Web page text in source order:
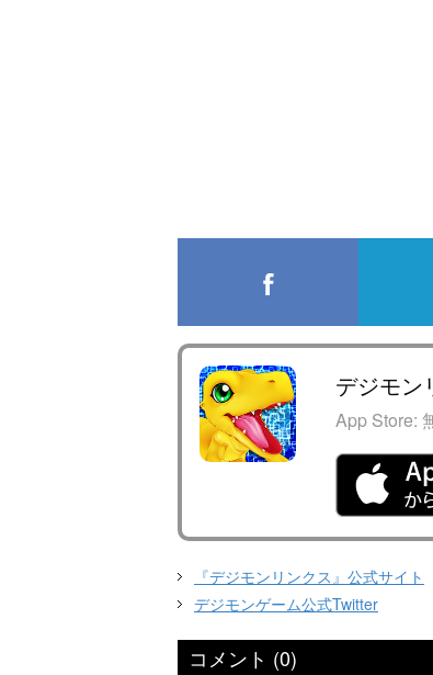
デジモン
App Store:
『デジモンリンクス』公式サイト
デジモンゲーム公式Twitter
コメント (0)